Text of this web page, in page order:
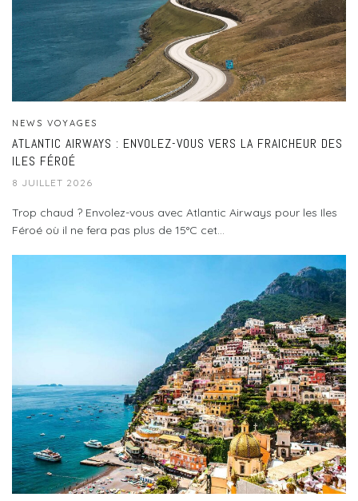
NEWS VOYAGES
ATLANTIC AIRWAYS : ENVOLEZ-VOUS VERS LA FRAICHEUR DES
ILES FÉROÉ
8 JUILLET 2026
Trop chaud ? Envolez-vous avec Atlantic Airways pour les Iles
Féroé où il ne fera pas plus de 15°C cet...